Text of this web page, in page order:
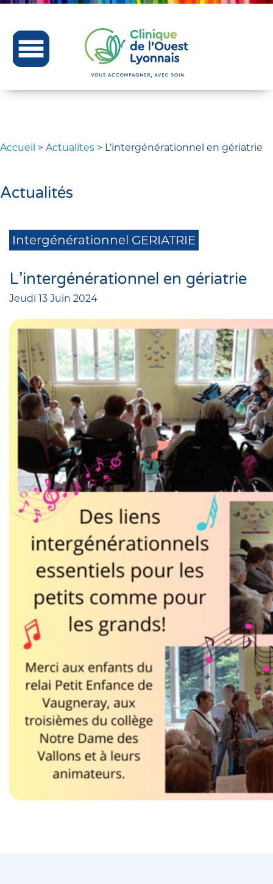
Accueil > Actualites > L’intergénérationnel en gériatrie
Actualités
Intergénérationnel GERIATRIE
L’intergénérationnel en gériatrie
Jeudi 13 Juin 2024